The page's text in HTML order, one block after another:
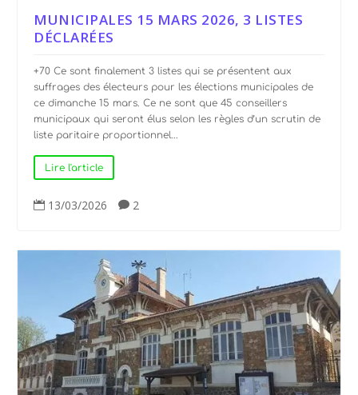
MUNICIPALES 15 MARS 2026, 3 LISTES
DÉCLARÉES
+70 Ce sont finalement 3 listes qui se présentent aux
suffrages des électeurs pour les élections municipales de
ce dimanche 15 mars. Ce ne sont que 45 conseillers
municipaux qui seront élus selon les règles d’un scrutin de
liste paritaire proportionnel...
Lire l'article
 13/03/2026  2